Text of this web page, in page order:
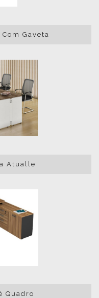
Gaveta
Atualle
Quadro